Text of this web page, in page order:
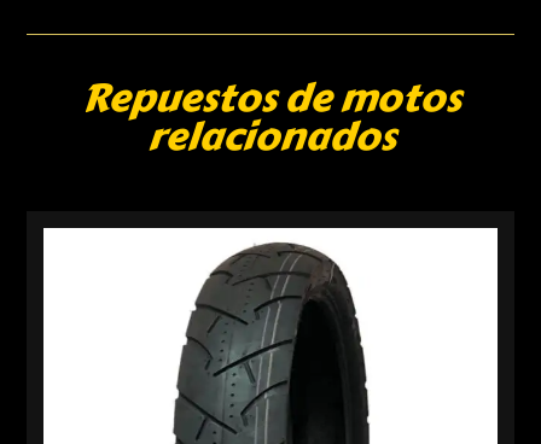
Repuestos de motos
relacionados